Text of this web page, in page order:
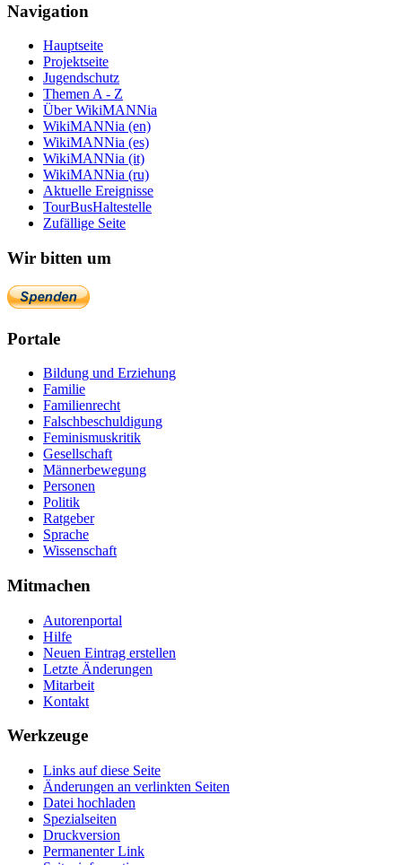
Navigation
Hauptseite
Projektseite
Jugendschutz
Themen A - Z
Über WikiMANNia
WikiMANNia (en)
WikiMANNia (es)
WikiMANNia (it)
WikiMANNia (ru)
Aktuelle Ereignisse
TourBusHaltestelle
Zufällige Seite
Wir bitten um
Portale
Bildung und Erziehung
Familie
Familienrecht
Falschbeschuldigung
Feminismuskritik
Gesellschaft
Männerbewegung
Personen
Politik
Ratgeber
Sprache
Wissenschaft
Mitmachen
Autorenportal
Hilfe
Neuen Eintrag erstellen
Letzte Änderungen
Mitarbeit
Kontakt
Werkzeuge
Links auf diese Seite
Änderungen an verlinkten Seiten
Datei hochladen
Spezialseiten
Druckversion
Permanenter Link